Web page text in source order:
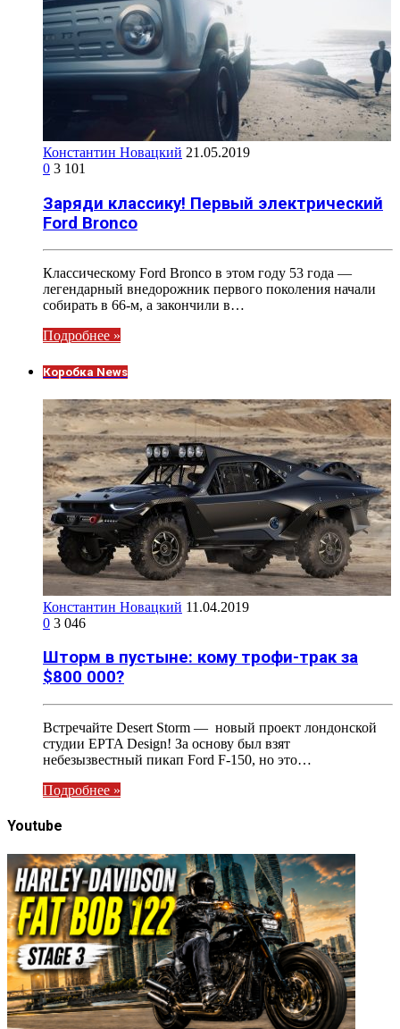
Константин Новацкий 21.05.2019
0 3 101
Заряди классику! Первый электрический
Ford Bronco
Классическому Ford Bronco в этом году 53 года —
легендарный внедорожник первого поколения начали
собирать в 66-м, а закончили в…
Подробнее »
Коробка News
Константин Новацкий 11.04.2019
0 3 046
Шторм в пустыне: кому трофи-трак за
$800 000?
Встречайте Desert Storm — новый проект лондонской
студии EPTA Design! За основу был взят
небезызвестный пикап Ford F-150, но это…
Подробнее »
Youtube